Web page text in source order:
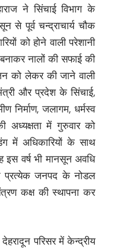
ने सिंचाई विभाग के
से पूर्व चन्द्राचार्य चौक
को होने वाली परेशानी
नालों की सफाई की
को लेकर की जाने वाली
और प्रदेश के सिंचाई,
निर्माण, जलागम, धर्मस्व
अध्यक्षता में गुरुवार को
में अधिकारियों के साथ
वर्ष भी मानसून अवधि
प्रत्येक जनपद के नोडल
कक्ष की स्थापना कर
परिसर में केन्द्रीय